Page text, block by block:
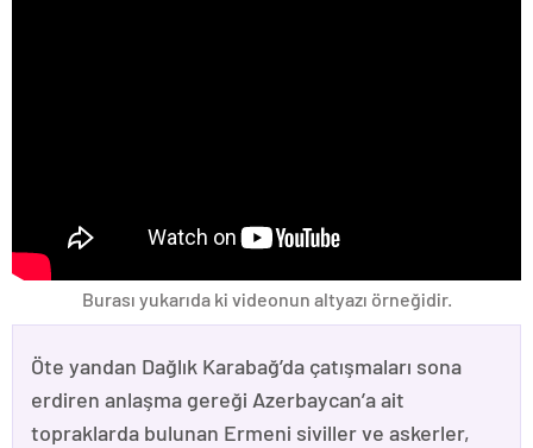
Burası yukarıda ki videonun altyazı örneğidir.
Öte yandan Dağlık Karabağ’da çatışmaları sona
erdiren anlaşma gereği Azerbaycan’a ait
topraklarda bulunan Ermeni siviller ve askerler,